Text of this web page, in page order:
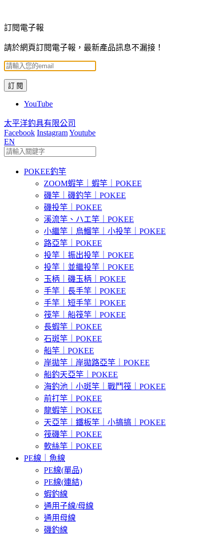
訂閱電子報
請於網頁訂閱電子報，最新產品訊息不漏接！
YouTube
太平洋釣具有限公司
Facebook InstagramYoutube
EN
POKEE釣竿
ZOOM蝦竿｜蝦竿｜POKEE
磯竿｜磯釣竿｜POKEE
磯投竿｜POKEE
溪流竿、ハエ竿｜POKEE
小繼竿｜烏鰡竿｜小投竿｜POKEE
路亞竿｜POKEE
投竿｜振出投竿｜POKEE
投竿｜並繼投竿｜POKEE
玉柄｜磯玉柄｜POKEE
手竿｜長手竿｜POKEE
手竿｜短手竿｜POKEE
筏竿｜船筏竿｜POKEE
長蝦竿｜POKEE
石斑竿｜POKEE
船竿｜POKEE
岸拋竿｜岸拋路亞竿｜POKEE
船釣天亞竿｜POKEE
海釣池｜小斑竿｜戰鬥筏｜POKEE
前打竿｜POKEE
龍蝦竿｜POKEE
天亞竿｜鐵板竿｜小搞搞｜POKEE
筏磯竿｜POKEE
軟絲竿｜POKEE
PE線｜魚線
PE線(單品)
PE線(連結)
蝦釣線
通用子線/母線
通用母線
磯釣線